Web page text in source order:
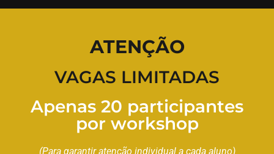
ATENÇÃO
VAGAS LIMITADAS
Apenas 20 participantes
por workshop
(Para garantir atenção individual a cada aluno)